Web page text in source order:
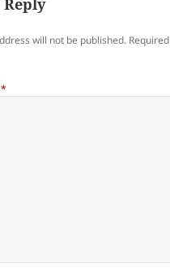
Reply
will not be published.
*